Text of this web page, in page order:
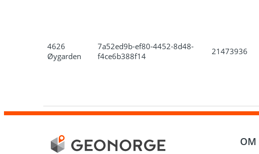
4626
Øygarden
7a52ed9b-ef80-4452-8d48-
f4ce6b388f14
21473936